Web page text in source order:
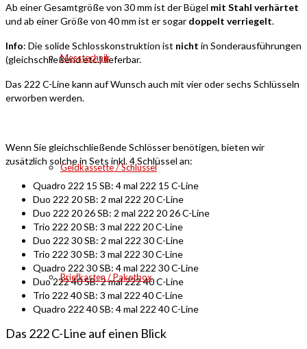
Messtechnik
Geldkassette / Schlüssel
Briefkasten / Paketbox
Ab einer Gesamtgröße von 30 mm ist der Bügel mit Stahl verhärtet
und ab einer Größe von 40 mm ist er sogar doppelt verriegelt.
Info: Die solide Schlosskonstruktion ist nicht in Sonderausführungen
(gleichschließend etc.) lieferbar.
Das 222 C-Line kann auf Wunsch auch mit vier oder sechs Schlüsseln
erworben werden.
Wenn Sie gleichschließende Schlösser benötigen, bieten wir
zusätzlich solche in Sets inkl. 4 Schlüssel an:
Quadro 222 15 SB: 4 mal 222 15 C-Line
Duo 222 20 SB: 2 mal 222 20 C-Line
Duo 222 20 26 SB: 2 mal 222 20 26 C-Line
Trio 222 20 SB: 3 mal 222 20 C-Line
Duo 222 30 SB: 2 mal 222 30 C-Line
Trio 222 30 SB: 3 mal 222 30 C-Line
Quadro 222 30 SB: 4 mal 222 30 C-Line
Duo 222 40 SB: 2 mal 222 40 C-Line
Trio 222 40 SB: 3 mal 222 40 C-Line
Quadro 222 40 SB: 4 mal 222 40 C-Line
Das 222 C-Line auf einen Blick